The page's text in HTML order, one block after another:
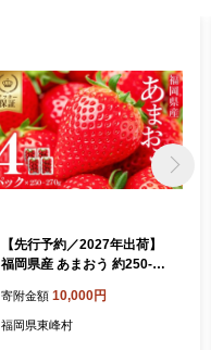
【先行予約／2027年出荷】
福岡県産 あまおう 約250-27
苺 あまおう デザート 果物 く
だもの フルーツ ジャム にも
寄附金額 10,000円
福岡県東峰村